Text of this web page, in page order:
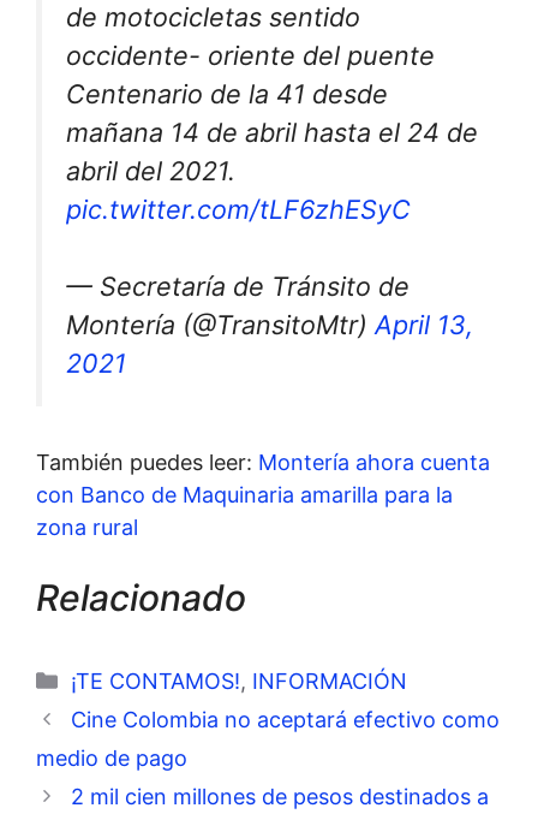
de motocicletas sentido
occidente- oriente del puente
Centenario de la 41 desde
mañana 14 de abril hasta el 24 de
abril del 2021.
pic.twitter.com/tLF6zhESyC
— Secretaría de Tránsito de
Montería (@TransitoMtr)April 13,
2021
También puedes leer: Montería ahora cuenta
con Banco de Maquinaria amarilla para la
zona rural
Relacionado
Categorías
¡TE CONTAMOS!, INFORMACIÓN
Cine Colombia no aceptará efectivo como
medio de pago
2 mil cien millones de pesos destinados a